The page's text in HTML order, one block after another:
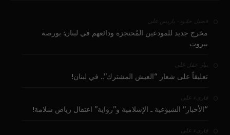
فضيل حمّود - باريس على
مخرج جديد للمودعين المُحتجزة ودائعهم في لبنان: بورصة
بيروت
بيار عقل على
تعليقاً على شعار “العيش المشترك”.. في لبنان!
قارىء على
“الأخبار” الشيوعية ـ الإسلامية و”رواية” اعتقال رياض سلامة!
قارىء على